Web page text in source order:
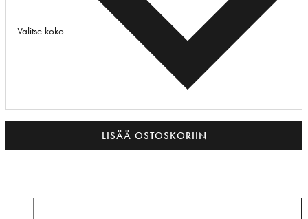
Valitse koko
LISÄÄ OSTOSKORIIN